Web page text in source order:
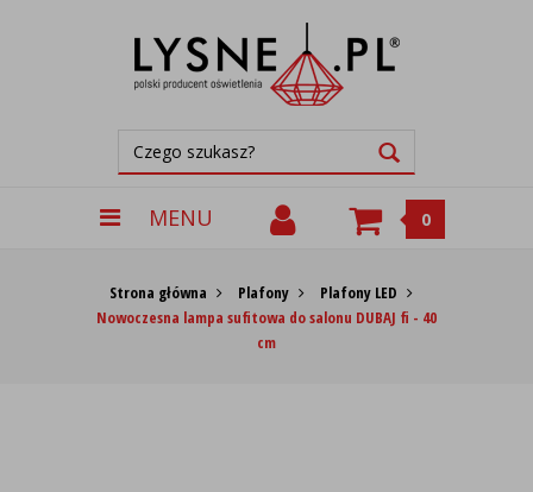
MENU 0
Strona główna Plafony
Plafony LED
Nowoczesna lampa sufitowa do salonu DUBAJ fi - 40
cm